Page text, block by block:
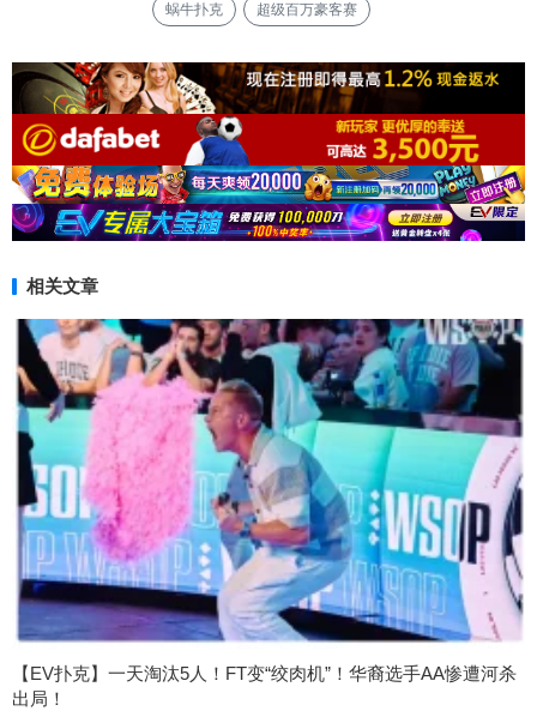
蜗牛扑克 超级百万豪客赛
相关文章
【EV扑克】一天淘汰5人！FT变“绞肉机”！华裔选手AA惨遭河杀
出局！